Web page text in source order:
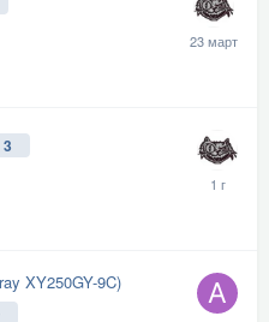
3
XY250GY-9C)